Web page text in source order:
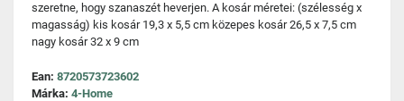
szeretne, hogy szanaszét heverjen. A kosár méretei: (szélesség x
magasság) kis kosár 19,3 x 5,5 cm közepes kosár 26,5 x 7,5 cm
nagy kosár 32 x 9 cm
Ean: 8720573723602
Márka: 4-Home